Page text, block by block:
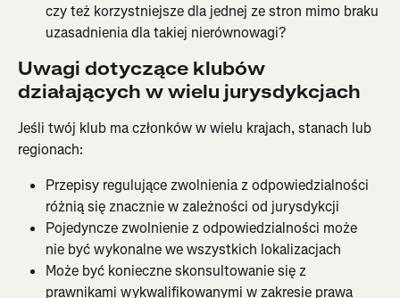
czy też korzystniejsze dla jednej ze stron mimo braku
uzasadnienia dla takiej nierównowagi?
Uwagi dotyczące klubów
działających w wielu jurysdykcjach
Jeśli twój klub ma członków w wielu krajach, stanach lub
regionach:
Przepisy regulujące zwolnienia z odpowiedzialności
różnią się znacznie w zależności od jurysdykcji
Pojedyncze zwolnienie z odpowiedzialności może
nie być wykonalne we wszystkich lokalizacjach
Może być konieczne skonsultowanie się z
prawnikami wykwalifikowanymi w zakresie prawa